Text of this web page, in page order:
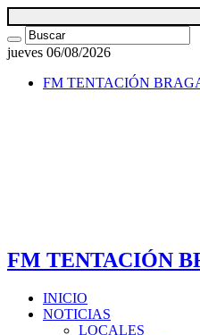
jueves 06/08/2026
FM TENTACIÓN
FM TENTACIÓN
INICIO
NOTICIAS
LOCALES